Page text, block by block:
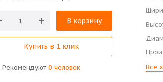
В корзину
Купить в 1 клик
Рекомендуют 0 человек
Все